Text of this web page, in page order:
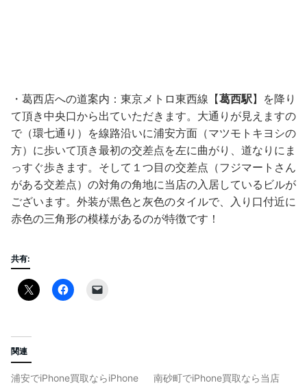
・葛西店への道案内：東京メトロ東西線【葛西駅】を降り
て頂き中央口から出ていただきます。大通りが見えますの
で（環七通り）を線路沿いに浦安方面（マツモトキヨシの
方）に歩いて頂き最初の交差点を左に曲がり、道なりにま
っすぐ歩きます。そして１つ目の交差点（フジマートさん
がある交差点）の対角の角地に当店の入居しているビルが
ございます。外装が黒色と灰色のタイルで、入り口付近に
赤色の三角形の模様があるのが特徴です！
共有:
関連
浦安でiPhone買取ならiPhone
南砂町でiPhone買取なら当店